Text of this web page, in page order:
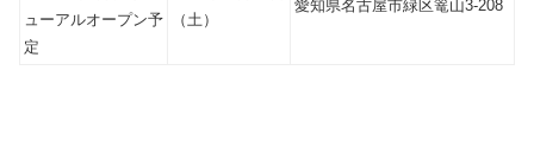
ューアルオープン予
定
（土）
愛知県名古屋市緑区篭山3-208